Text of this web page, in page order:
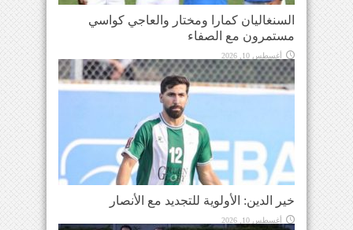
السنغاليان كمارا ومختار والعاجي كواسي
مستمرون مع الصفاء
أغسطس 10, 2026
خير الدين: الأولوية للتجديد مع الأنصار
أغسطس 10, 2026